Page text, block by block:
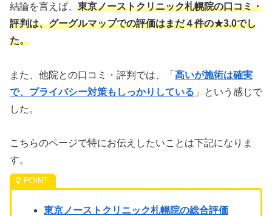
結論を言えば、 東京ノーストクリニック札幌院の口コミ・
評判は、グーグルマップでの評価はまだ４件の★3.0でし
た。
また、他院との口コミ・評判では、「 高いが施術は確実
で、プライバシー対策もしっかりしている 」という感じで
した。
こちらのページで特にお伝えしたいことは下記になりま
す。
東京ノーストクリニック札幌院の総合評価